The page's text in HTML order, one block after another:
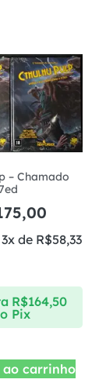
– Chamado
de R$58,33
R$164,50
Pix
carrinho